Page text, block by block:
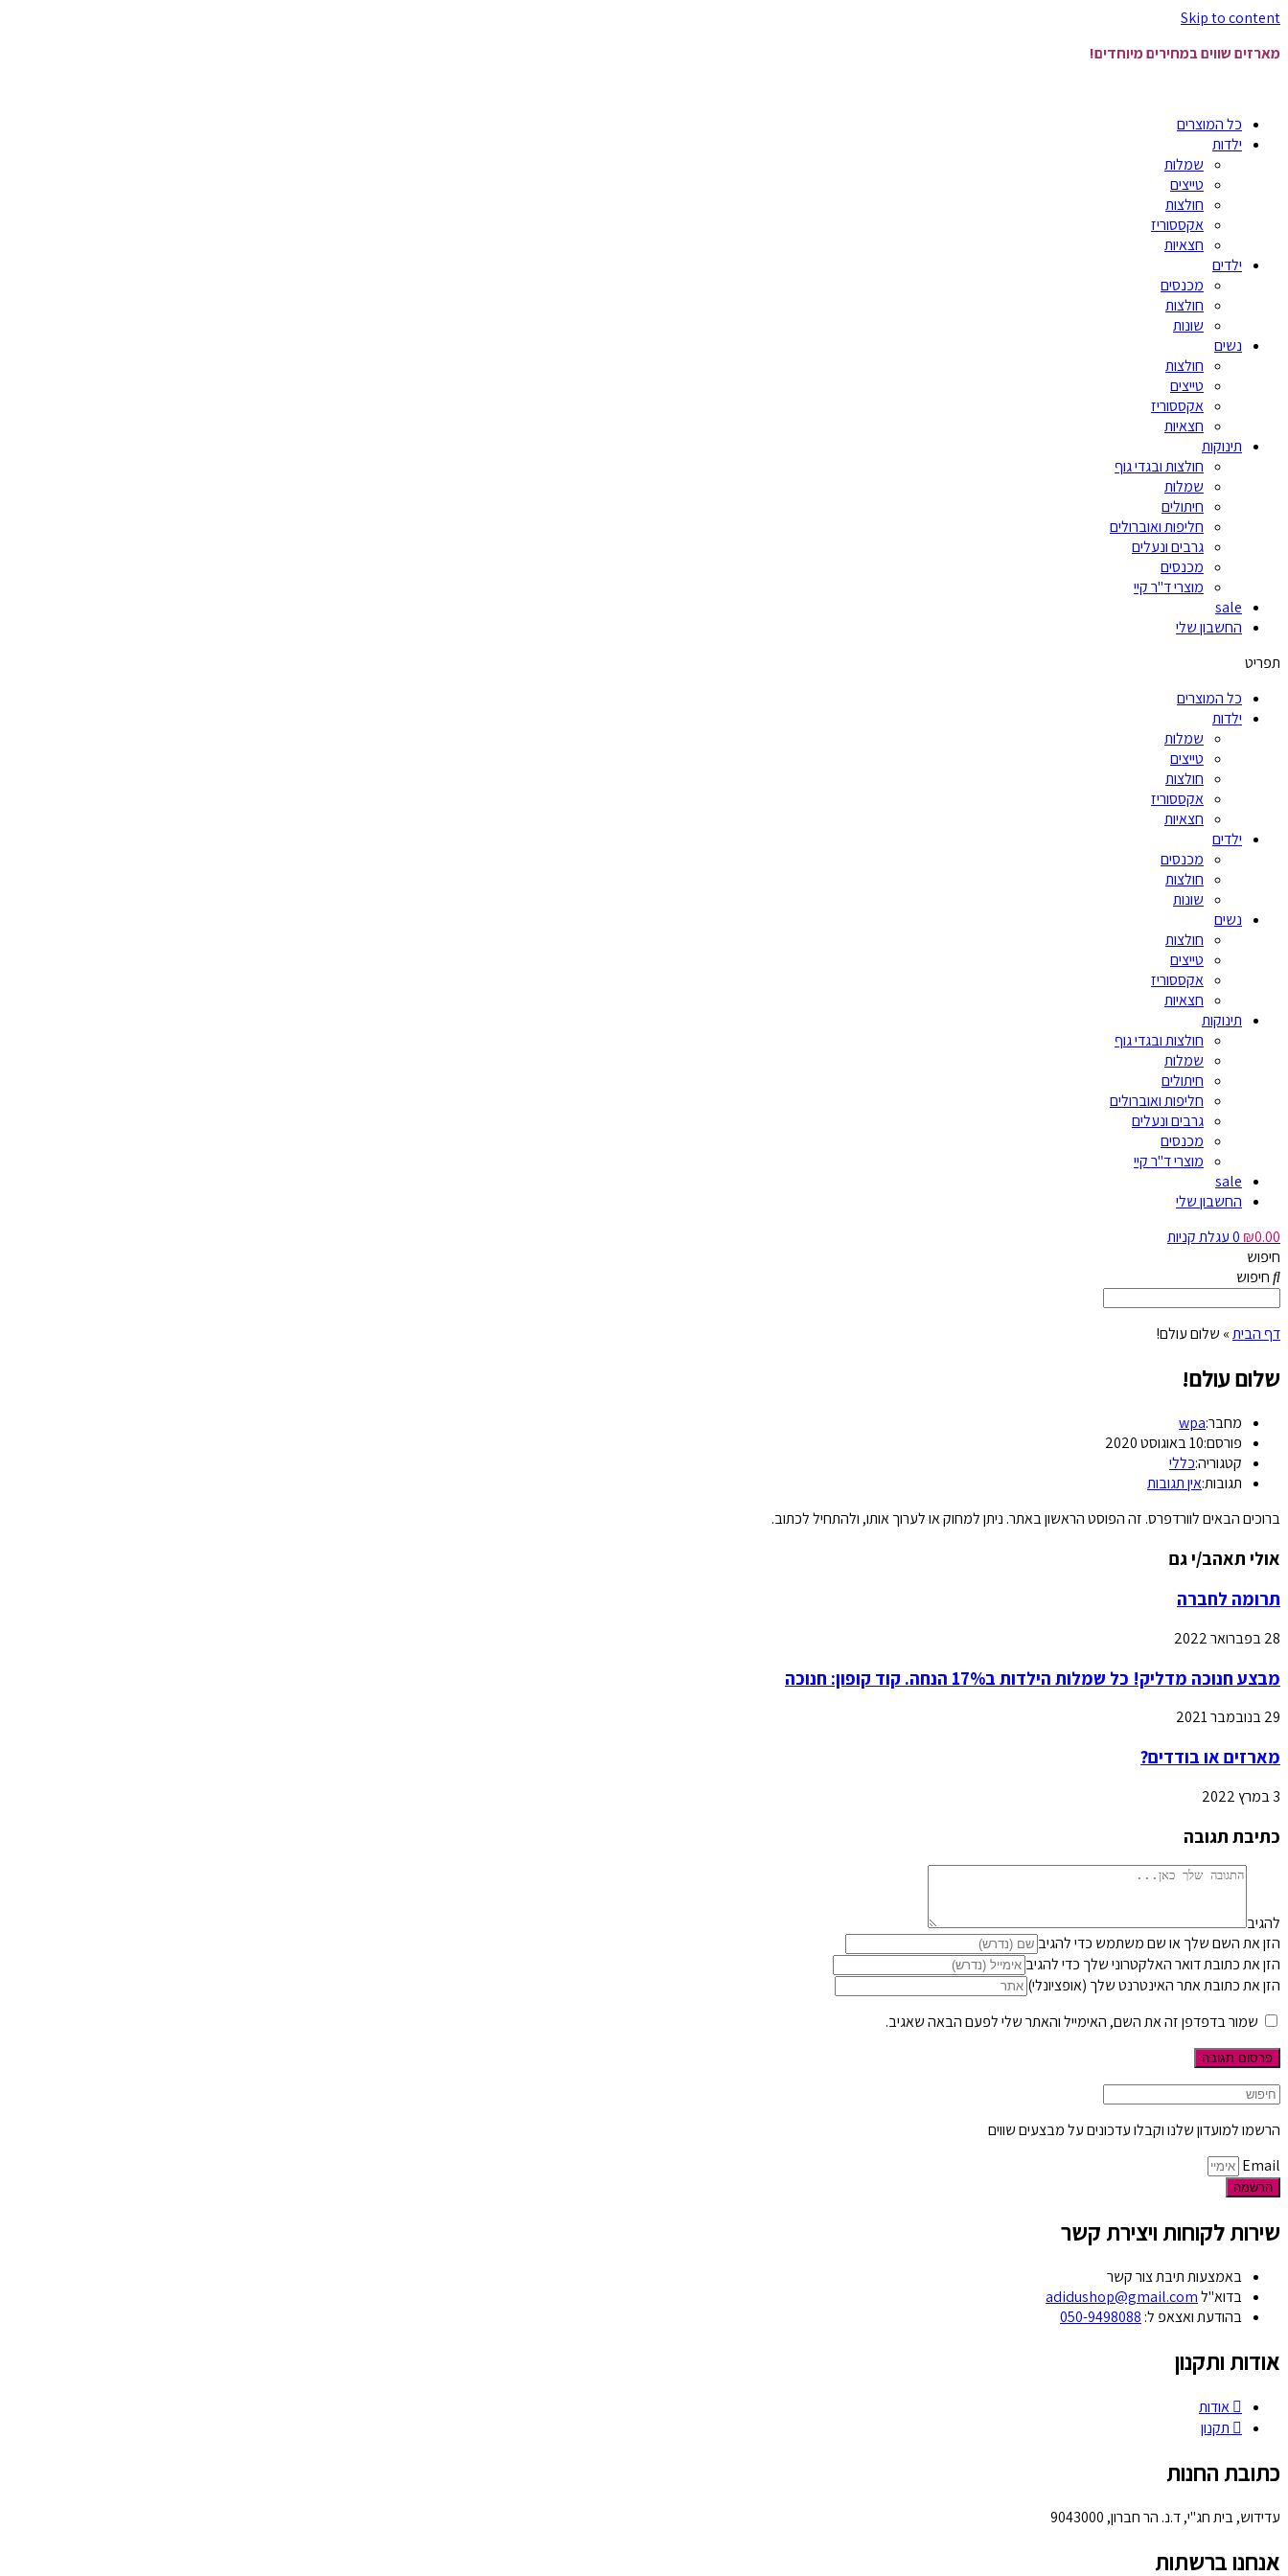
Skip to content
מארזים שווים במחירים מיוחדים!
כל המוצרים
ילדות
שמלות
טייצים
חולצות
אקססוריז
חצאיות
ילדים
מכנסים
חולצות
שונות
נשים
חולצות
טייצים
אקססוריז
חצאיות
תינוקות
חולצות ובגדי גוף
שמלות
חיתולים
חליפות ואוברולים
גרבים ונעלים
מכנסים
מוצרי ד"ר קיי
sale
החשבון שלי
תפריט
כל המוצרים
ילדות
שמלות
טייצים
חולצות
אקססוריז
חצאיות
ילדים
מכנסים
חולצות
שונות
נשים
חולצות
טייצים
אקססוריז
חצאיות
תינוקות
חולצות ובגדי גוף
שמלות
חיתולים
חליפות ואוברולים
גרבים ונעלים
מכנסים
מוצרי ד"ר קיי
sale
החשבון שלי
₪0.00
0עגלת קניות
חיפוש
חיפוש
דף הבית» שלום עולם!
שלום עולם!
מחבר:wpa
פורסם:10 באוגוסט 2020
קטגוריה:כללי
תגובות:אין תגובות
ברוכים הבאים לוורדפרס. זה הפוסט הראשון באתר. ניתן למחוק או לערוך אותו, ולהתחיל לכתוב.
אולי תאהב/י גם
תרומה לחברה
28 בפברואר 2022
מבצע חנוכה מדליק! כל שמלות הילדות ב17% הנחה. קוד קופון: חנוכה
29 בנובמבר 2021
מארזים או בודדים?
3 במרץ 2022
כתיבת תגובה
להגיב
הזן את השם שלך או שם משתמש כדי להגיב
הזן את כתובת דואר האלקטרוני שלך כדי להגיב
הזן את כתובת אתר האינטרנט שלך (אופציונלי)
שמור בדפדפן זה את השם, האימייל והאתר שלי לפעם הבאה שאגיב.
הרשמו למועדון שלנו וקבלו עדכונים על מבצעים שווים
Email
הרשמה
שירות לקוחות ויצירת קשר
באמצעות תיבת צור קשר
בדוא"לadidushop@gmail.com
בהודעת ואצאפ ל: 050-9498088
אודות ותקנון
אודות
תקנון
כתובת החנות
עדידוש, בית חג"י, ד.נ. הר חברון, 9043000
אנחנו ברשתות